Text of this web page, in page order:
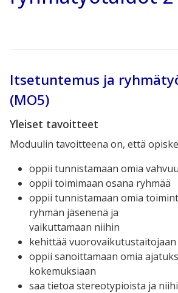
Itsetuntemus ja
(MO5)
Yleiset tavoitteet
Moduulin tavoitteena on, että
oppii tunnistamaan omia
oppii toimimaan osana ryhmää
oppii tunnistamaan omia
ryhmän jäsenenä ja
vaikuttamaan niihin
kehittää vuorovaikutustaitojaan
oppii sanoittamaan omia
kokemuksiaan
saa tietoa stereotypioista ja